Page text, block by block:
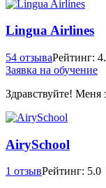
Lingua Airlines
54 отзываРейтинг:
Заявка на обучение
Здравствуйте! Меня
AirySchool
1 отзывРейтинг: 5.0